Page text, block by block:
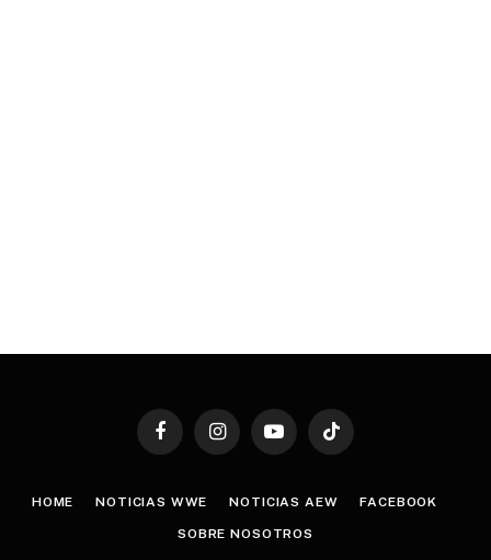
FacebookInstagramYouTubeTikTok
HOME NOTICIAS WWE NOTICIAS AEW FACEBOOK
SOBRE NOSOTROS